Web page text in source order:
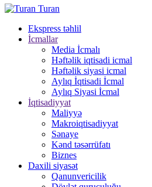
Turan
Ekspress təhlil
İcmallar
Media İcmalı
Həftəlik iqtisadi icmal
Həftəlik siyasi icmal
Aylıq İqtisadi İcmal
Aylıq Siyasi İcmal
İqtisadiyyat
Maliyyə
Makroiqtisadiyyat
Sənaye
Kənd təsərrüfatı
Biznes
Daxili siyasət
Qanunvericilik